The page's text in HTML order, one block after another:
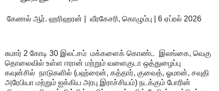
கேணல் ஆர். ஹரிஹரன் வீரகேசரி, கொழும்பு | 6 ஏப்ரல் 2026
சுமார் 2 கோடி 30 இலட்சம் மக்களைக் கொண்ட இலங்கை, வெகு
தொலைவில் உள்ள ஈரான் மற்றும் வளைகுடா ஒத்துழைப்பு
கவுன்சில் நாடுகளில் (பஹ்ரைன், கத்தார், குவைத், ஓமான், சவுதி
அரேபியா மற்றும் ஐக்கிய அரபு இராச்சியம்) நடக்கும் போரின்